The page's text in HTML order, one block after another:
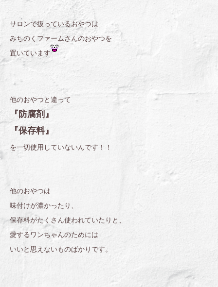
サロンで扱っているおやつは
みちのくファームさんのおやつを
置いています
他のおやつと違って
『防腐剤』
『保存料』
を一切使用していないんです！！
他のおやつは
味付けが濃かったり、
保存料がたくさん使われていたりと、
愛するワンちゃんのためには
いいと思えないものばかりです。